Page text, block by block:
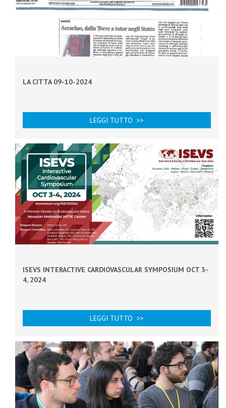
LA CITTA 09-10-2024
LEGGI TUTTO >>
ISEVS INTERACTIVE CARDIOVASCULAR SYMPOSIUM OCT 3-
4, 2024
LEGGI TUTTO >>